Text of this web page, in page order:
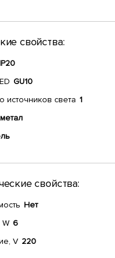
свойства:
GU10
источников света 1
метал
свойства:
Нет
6
V 220